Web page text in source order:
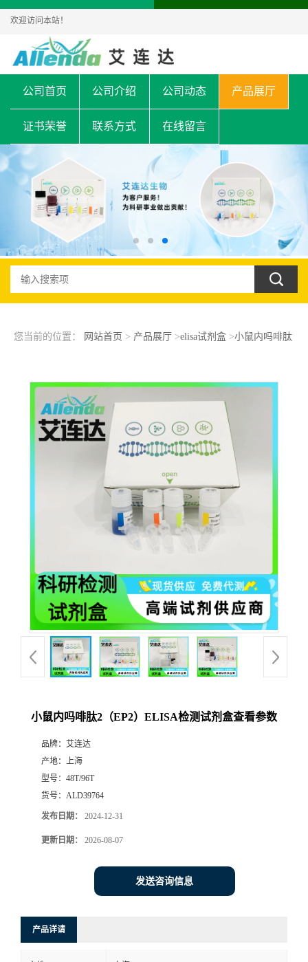
欢迎访问本站！
公司首页 公司介绍 公司动态 产品展厅
证书荣誉 联系方式 在线留言
您当前的位置： 网站首页 > 产品展厅 >elisa试剂盒>小鼠内吗啡肽
小鼠内吗啡肽2（EP2）ELISA检测试剂盒查看参数
品牌： 艾连达
产地： 上海
型号： 48T/96T
货号： ALD39764
发布日期： 2024-12-31
更新日期： 2026-08-07
发送咨询信息
产品详请